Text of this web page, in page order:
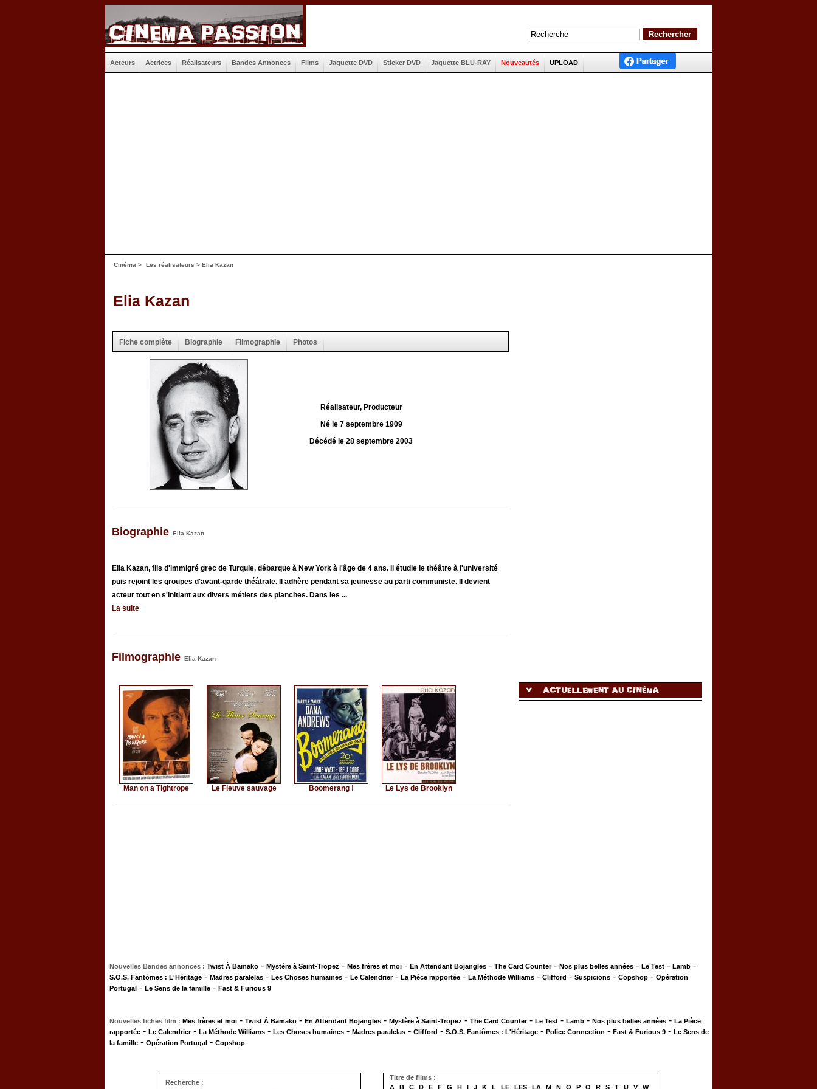
Acteurs Actrices Réalisateurs Bandes Annonces Films Jaquette DVD Sticker DVD Jaquette BLU-RAY Nouveautés UPLOAD
Cinéma > Les réalisateurs > Elia Kazan
Elia Kazan
Fiche complète Biographie Filmographie Photos
Réalisateur, Producteur
Né le 7 septembre 1909
Décédé le 28 septembre 2003
Biographie Elia Kazan
Elia Kazan, fils d'immigré grec de Turquie, débarque à New York à l'âge de 4 ans. Il étudie le théâtre à l'université
puis rejoint les groupes d'avant-garde théâtrale. Il adhère pendant sa jeunesse au parti communiste. Il devient
acteur tout en s'initiant aux divers métiers des planches. Dans les ...
La suite
Filmographie Elia Kazan
Man on a Tightrope Le Fleuve sauvage Boomerang ! Le Lys de Brooklyn
Nouvelles Bandes annonces : Twist À Bamako - Mystère à Saint-Tropez - Mes frères et moi - En Attendant Bojangles - The Card Counter- Nos plus belles années - Le Test - Lamb -
S.O.S. Fantômes : L'Héritage - Madres paralelas - Les Choses humaines - Le Calendrier- La Pièce rapportée - La Méthode Williams - Clifford - Suspicions - Copshop - Opération
Portugal - Le Sens de la famille - Fast & Furious 9
Nouvelles fiches film : Mes frères et moi - Twist À Bamako - En Attendant Bojangles - Mystère à Saint-Tropez - The Card Counter- Le Test - Lamb - Nos plus belles années - La Pièce
rapportée - Le Calendrier- La Méthode Williams - Les Choses humaines - Madres paralelas - Clifford - S.O.S. Fantômes : L'Héritage - Police Connection - Fast & Furious 9 - Le Sens de
la famille - Opération Portugal - Copshop
Recherche :
Titre de films :
A
B C D E F G H I J K L LE LES LA M N O P Q R S T U V
W